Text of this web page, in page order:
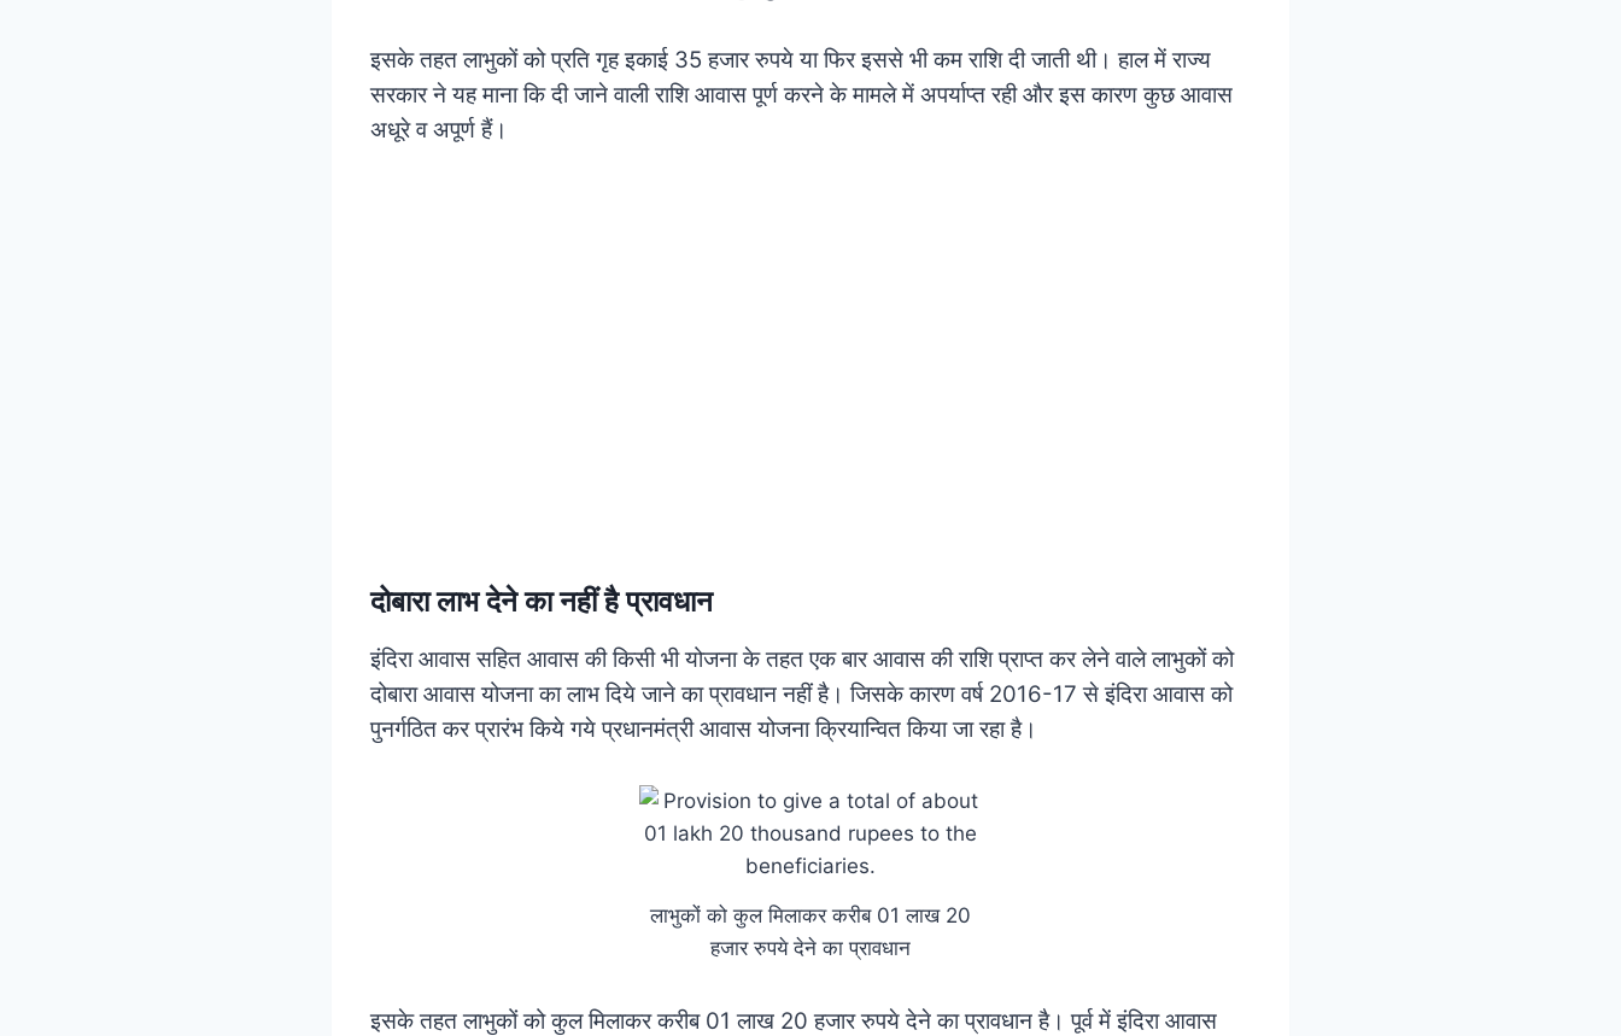
इसके तहत लाभुकों को प्रति गृह इकाई 35 हजार रुपये या फिर इससे भी कम राशि दी जाती थी। हाल में राज्य
सरकार ने यह माना कि दी जाने वाली राशि आवास पूर्ण करने के मामले में अपर्याप्त रही और इस कारण कुछ आवास
अधूरे व अपूर्ण हैं।
दोबारा लाभ देने का नहीं है प्रावधान
इंदिरा आवास सहित आवास की किसी भी योजना के तहत एक बार आवास की राशि प्राप्त कर लेने वाले लाभुकों को
दोबारा आवास योजना का लाभ दिये जाने का प्रावधान नहीं है। जिसके कारण वर्ष 2016-17 से इंदिरा आवास को
पुनर्गठित कर प्रारंभ किये गये प्रधानमंत्री आवास योजना क्रियान्वित किया जा रहा है।
लाभुकों को कुल मिलाकर करीब 01 लाख 20
हजार रुपये देने का प्रावधान
इसके तहत लाभुकों को कुल मिलाकर करीब 01 लाख 20 हजार रुपये देने का प्रावधान है। पूर्व में इंदिरा आवास